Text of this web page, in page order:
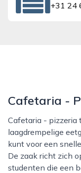
+31 24
Cafetaria -
Cafetaria - pizzeria tweety in nijmegen is een
laagdrempelige
kunt voor een
De zaak richt zich
studenten die een